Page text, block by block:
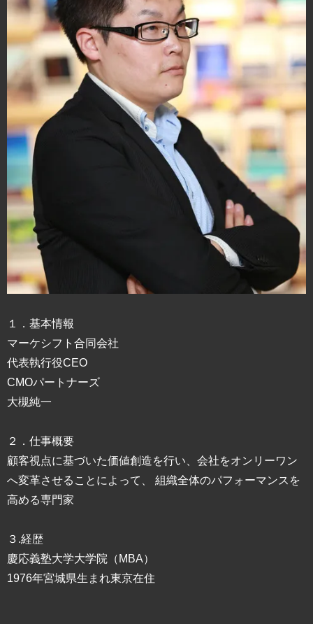
１．基本情報
マーケシフト合同会社
代表執行役CEO
CMOパートナーズ
大槻純一
２．仕事概要
顧客視点に基づいた価値創造を行い、会社をオンリーワン
へ変革させることによって、 組織全体のパフォーマンスを
高める専門家
３.経歴
慶応義塾大学大学院（MBA）
1976年宮城県生まれ東京在住